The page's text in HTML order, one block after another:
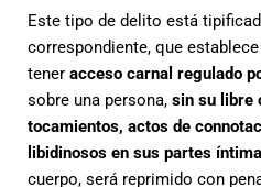
Este tipo de delito está
correspondiente, que
tener acceso carnal regulado
sobre una persona, sin su libre
tocamientos, actos de
libidinosos en sus partes
cuerpo, será reprimido con